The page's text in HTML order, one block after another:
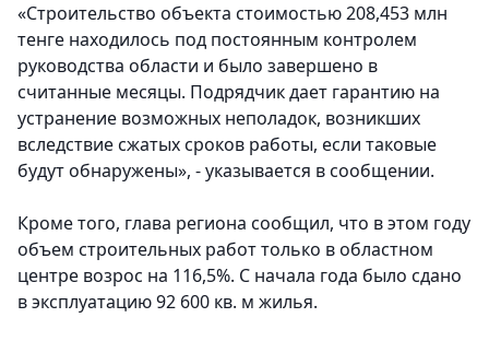
«Строительство объекта стоимостью 208,453 млн
тенге находилось под постоянным контролем
руководства области и было завершено в
считанные месяцы. Подрядчик дает гарантию на
устранение возможных неполадок, возникших
вследствие сжатых сроков работы, если таковые
будут обнаружены», - указывается в сообщении.
Кроме того, глава региона сообщил, что в этом году
объем строительных работ только в областном
центре возрос на 116,5%. С начала года было сдано
в эксплуатацию 92 600 кв. м жилья.